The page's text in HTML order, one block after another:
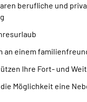
berufliche und
an einem
Ihre Fort- und
Möglichkeit eine